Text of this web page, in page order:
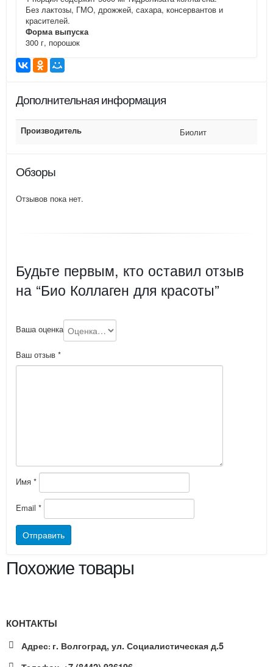
Без лактозы, ГМО, дрожжей, сахара, консервантов и
красителей.
Форма выпуска
300 г, порошок
Дополнительная информация
Производитель Биолит
Обзоры
Отзывов пока нет.
Будьте первым, кто оставил отзыв
на “Био Коллаген для красоты”
Ваша оценка
Ваш отзыв *
Имя *
Email *
Похожие товары
КОНТАКТЫ
Адрес: г. Волгоград, ул. Социалистическая д.5